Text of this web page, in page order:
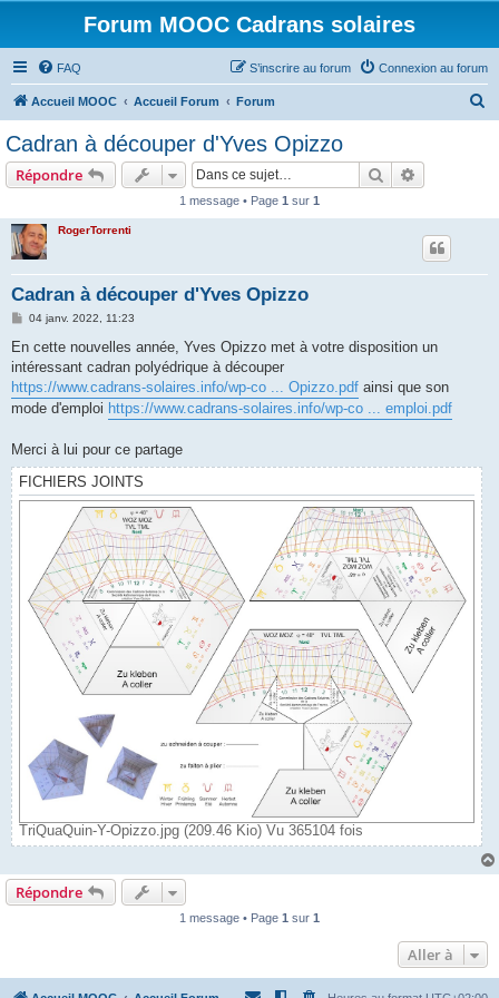
Forum MOOC Cadrans solaires
FAQ Connexion au forum
S’inscrire au forum
Accueil MOOC Accueil Forum Forum
Cadran à découper d'Yves Opizzo
Répondre Rechercher
1 message • Page 1 sur 1
RogerTorrenti
Cadran à découper d'Yves Opizzo
M
s
a
g
e
04 janv. 2022, 11:23
En cette nouvelles année, Yves Opizzo met à votre disposition un
intéressant cadran polyédrique à découper
https://www.cadrans-solaires.info/wp-co ... Opizzo.pdf ainsi que son
mode d'emploi https://www.cadrans-solaires.info/wp-co ... emploi.pdf
Merci à lui pour ce partage
FICHIERS JOINTS
TriQuaQuin-Y-Opizzo.jpg (209.46 Kio) Vu 365104 fois
Répondre
1 message • Page 1 sur 1
Aller à